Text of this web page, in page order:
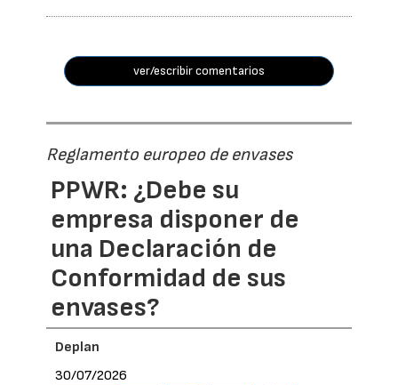
ver/escribir comentarios
Reglamento europeo de envases
PPWR: ¿Debe su
empresa disponer de
una Declaración de
Conformidad de sus
envases?
Deplan
30/07/2026